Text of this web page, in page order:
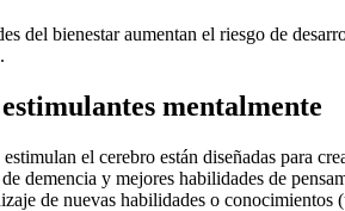
del bienestar aumentan el riesgo de
mentalmente
el cerebro están diseñadas para
de demencia y mejores habilidades de
de nuevas habilidades o